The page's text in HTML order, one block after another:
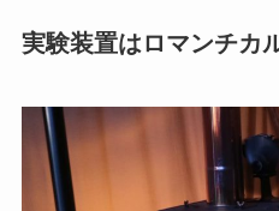
実験装置はロマンチカ